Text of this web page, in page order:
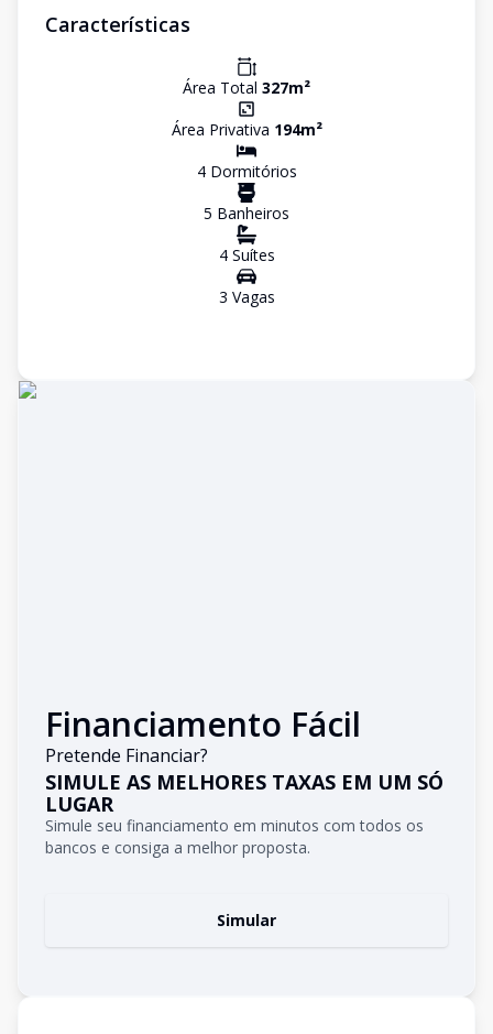
Características
Área Total 327m²
Área Privativa 194m²
4Dormitórios
5 Banheiros
4Suítes
3 Vagas
Financiamento Fácil
Pretende Financiar?
SIMULE AS MELHORES TAXAS EM UM SÓ
LUGAR
Simule seu financiamento em minutos com todos os
bancos e consiga a melhor proposta.
Simular